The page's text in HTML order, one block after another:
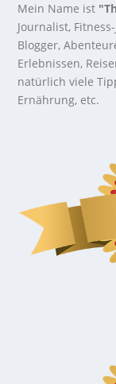
Mein Name ist
Journalist,
Blogger,
Erlebnissen,
natürlich viele
Ernährung, etc.